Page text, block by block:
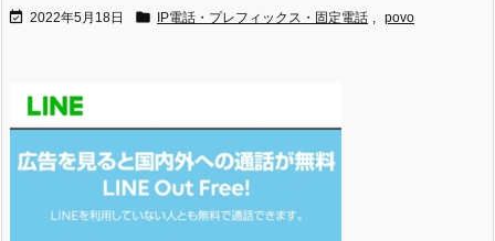
 2022年5月18日  IP電話・プレフィックス・固定電話 povo